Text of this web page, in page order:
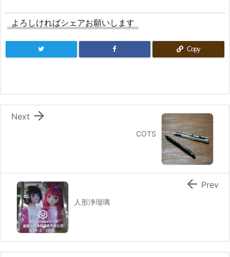
よろしければシェアお願いします
Copy
COTS

Next
人形浄瑠璃
 Prev